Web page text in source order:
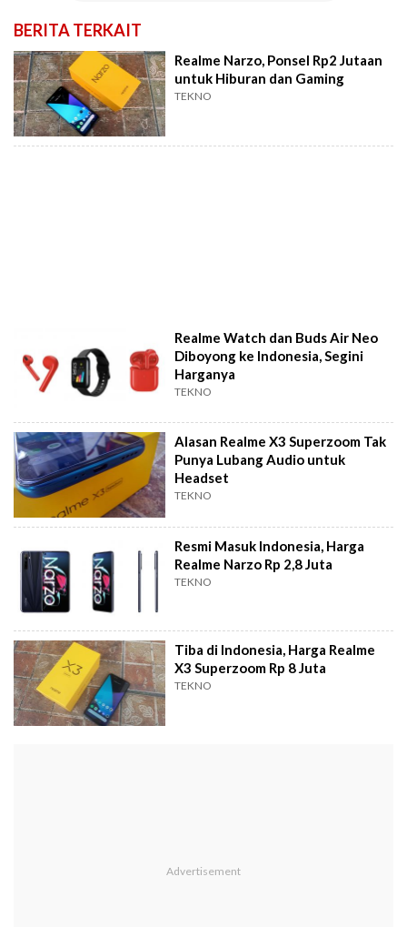
BERITA TERKAIT
Realme Narzo, Ponsel Rp2 Jutaan
untuk Hiburan dan Gaming
TEKNO
Realme Watch dan Buds Air Neo
Diboyong ke Indonesia, Segini
Harganya
TEKNO
Alasan Realme X3 Superzoom Tak
Punya Lubang Audio untuk
Headset
TEKNO
Resmi Masuk Indonesia, Harga
Realme Narzo Rp 2,8 Juta
TEKNO
Tiba di Indonesia, Harga Realme
X3 Superzoom Rp 8 Juta
TEKNO